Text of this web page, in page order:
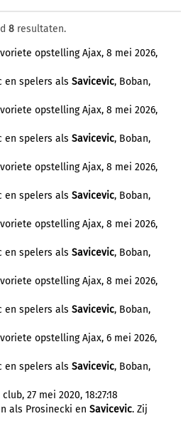
8 resultaten.
opstelling Ajax, 8 mei 2026,
en spelers als Savicevic, Boban,
opstelling Ajax, 8 mei 2026,
en spelers als Savicevic, Boban,
opstelling Ajax, 8 mei 2026,
en spelers als Savicevic, Boban,
opstelling Ajax, 8 mei 2026,
en spelers als Savicevic, Boban,
opstelling Ajax, 8 mei 2026,
en spelers als Savicevic, Boban,
opstelling Ajax, 6 mei 2026,
en spelers als Savicevic, Boban,
27 mei 2020, 18:27:18
als Prosinecki en Savicevic. Zij